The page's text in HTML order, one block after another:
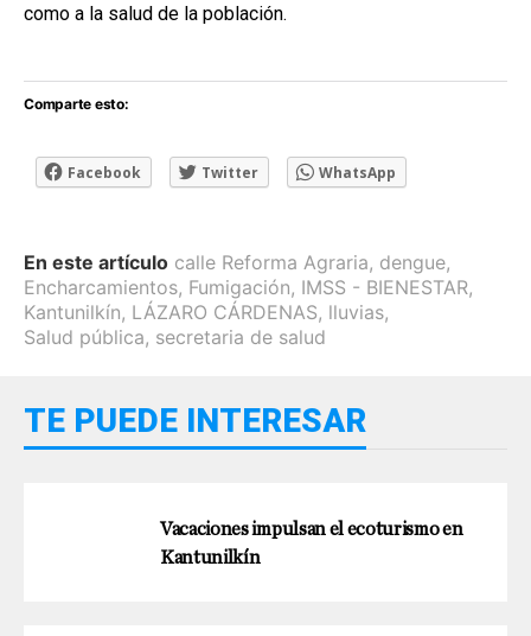
como a la salud de la población.
Comparte esto:
Facebook Twitter WhatsApp
En este artículo calle Reforma Agraria, dengue,
Encharcamientos, Fumigación, IMSS - BIENESTAR,
Kantunilkín, LÁZARO CÁRDENAS, lluvias,
Salud pública, secretaria de salud
TE PUEDE INTERESAR
Vacaciones impulsan el ecoturismo en
Kantunilkín